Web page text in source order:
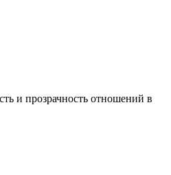
и прозрачность отношений в